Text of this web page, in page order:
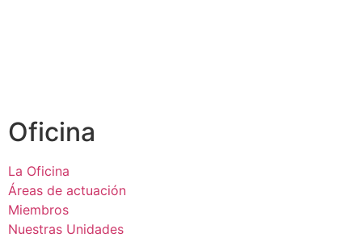
Oficina
La Oficina
Áreas de actuación
Miembros
Nuestras Unidades